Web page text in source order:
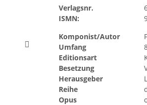
Verlagsnr.
ISMN:
Komponist/Autor
Umfang
Editionsart
Besetzung
Herausgeber
Reihe
Opus